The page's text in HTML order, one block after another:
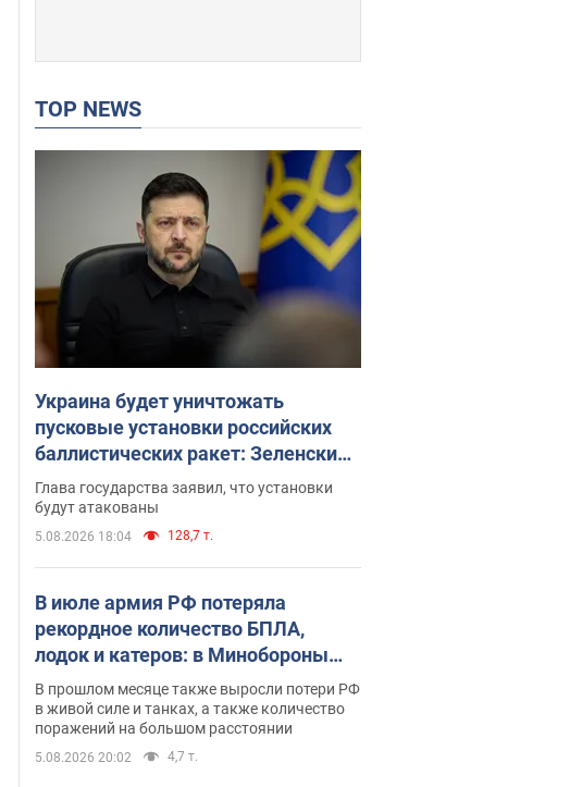
TOP NEWS
Украина будет уничтожать
пусковые установки российских
баллистических ракет: Зеленский
провел заседание СНБО
Глава государства заявил, что установки
будут атакованы
5.08.2026 18:04 128,7 т.
В июле армия РФ потеряла
рекордное количество БПЛА,
лодок и катеров: в Минобороны
обнародовали статистику
В прошлом месяце также выросли потери РФ
в живой силе и танках, а также количество
поражений на большом расстоянии
5.08.2026 20:02 4,7 т.